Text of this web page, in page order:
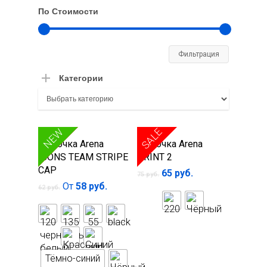
По Стоимости
Фильтрация
Категории
Выберите
параметры
SALE
NEW
Шапочка Arena
ICONS TEAM STRIPE
CAP
62руб. От 58 руб.
Тёмно-синий
Выберите
параметры
SALE
Шапочка Arena
PRINT 2
75руб. 65 руб.